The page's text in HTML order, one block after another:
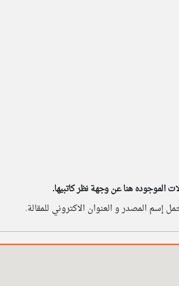
الموجوده هنا عن وجهة نظر كاتبيها.
إسم المصدر و العنوان الاكتروني للمقالة.